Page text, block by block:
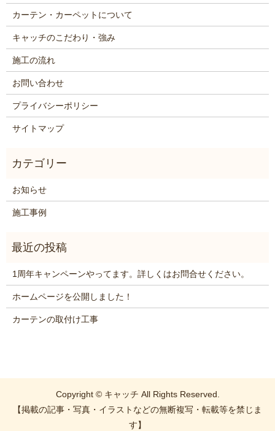
カーテン・カーペットについて
キャッチのこだわり・強み
施工の流れ
お問い合わせ
プライバシーポリシー
サイトマップ
お知らせ
施工事例
1周年キャンペーンやってます。詳しくはお問合せください。
ホームページを公開しました！
カーテンの取付け工事
Copyright © キャッチ All Rights Reserved.
【掲載の記事・写真・イラストなどの無断複写・転載等を禁じま
す】